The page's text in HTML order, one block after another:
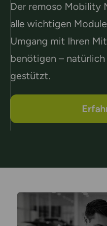
Der remoso Mobility
alle wichtigen
Umgang mit Ihren
benötigen –
gestützt.